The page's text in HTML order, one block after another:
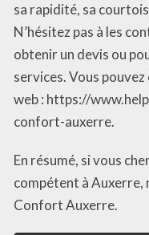
sa rapidité, sa
N’hésitez pas à les
obtenir un devis ou
services. Vous
web : https://
confort-auxerre.
En résumé, si vous
compétent à Auxerre,
Confort Auxerre.